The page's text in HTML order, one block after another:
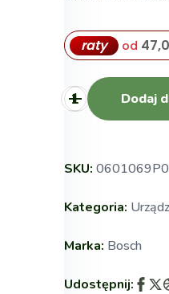
raty od
Dodaj
SKU:
Kategoria:
Marka: Bosch
Udostępnij: